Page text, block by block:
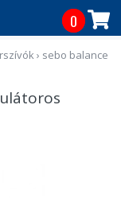
0
› sebo balance